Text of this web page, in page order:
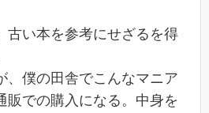
古い本を参考にせざるを得
、僕の田舎でこんなマニア
販での購入になる。中身を